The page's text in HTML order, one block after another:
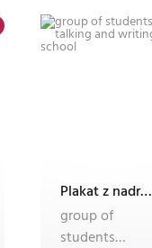
Plakat z nadrukiem Dec'n'Roll
group of
students